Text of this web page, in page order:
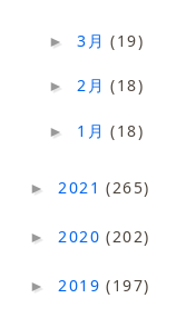
►3月(19)
► 2月(18)
► 1月(18)
► 2021(265)
► 2020(202)
► 2019(197)